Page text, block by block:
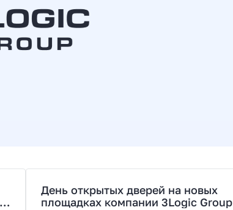
День открытых дверей на новых
площадках компании 3Logic Group